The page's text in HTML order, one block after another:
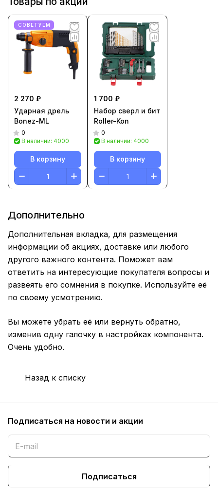
СОВЕТУЕМ
2 270 ₽
Ударная дрель
Bonez-ML
0
В наличии: 4000
В корзину
1 700 ₽
Набор сверл и бит
Roller-Kon
0
В наличии: 4000
В корзину
Дополнительно
Дополнительная вкладка, для размещения
информации об акциях, доставке или любого
другого важного контента. Поможет вам
ответить на интересующие покупателя вопросы и
развеять его сомнения в покупке. Используйте её
по своему усмотрению.
Вы можете убрать её или вернуть обратно,
изменив одну галочку в настройках компонента.
Очень удобно.
Назад к списку
Подписаться на новости и акции
Подписаться